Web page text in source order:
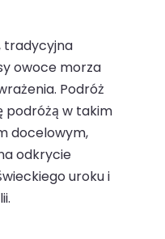
tradycyjna
owoce morza
Podróż
podróżą w takim
docelowym,
odkrycie
uroku i